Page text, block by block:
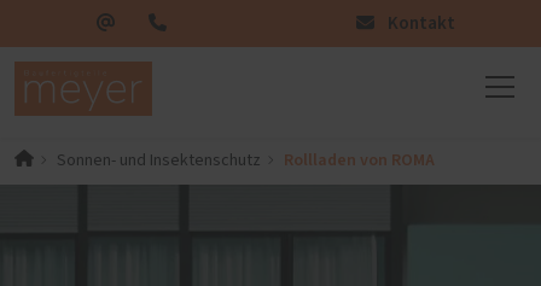
Kontakt
Sonnen- und Insektenschutz Rollladen von ROMA